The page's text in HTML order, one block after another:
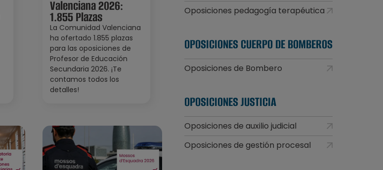
Valenciana 2026:
1.855 Plazas
La Comunidad Valenciana
ha ofertado 1.855 plazas
para las oposiciones de
Profesor de Educación
Secundaria 2026. ¡Te
contamos todos los
detalles!
Oposiciones pedagogía terapéutica
OPOSICIONES CUERPO DE BOMBEROS
Oposiciones de Bombero
OPOSICIONES JUSTICIA
Oposiciones de auxilio judicial
Oposiciones de gestión procesal